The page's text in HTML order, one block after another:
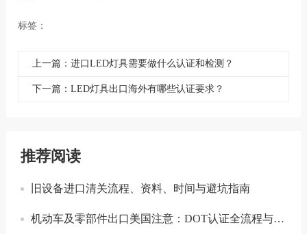
标签：
上一篇：进口LED灯具需要做什么认证和检测？
下一篇：LED灯具出口海外有哪些认证要求？
推荐阅读
旧设备进口清关流程、资料、时间与避坑指南
机动车及零部件出口美国注意：DOT认证全流程与合规要点详解